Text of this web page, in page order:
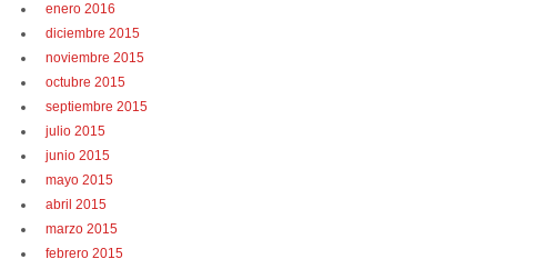
enero 2016
diciembre 2015
noviembre 2015
octubre 2015
septiembre 2015
julio 2015
junio 2015
mayo 2015
abril 2015
marzo 2015
febrero 2015